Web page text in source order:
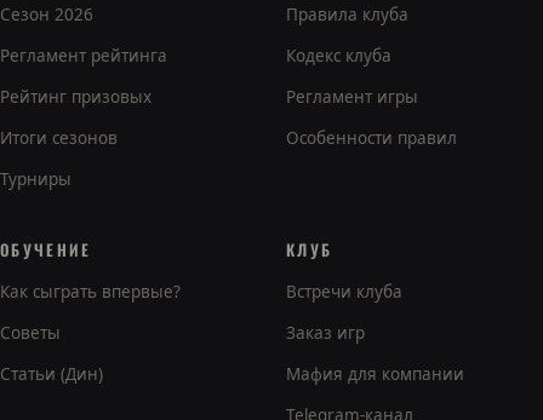
Сезон 2026
Регламент рейтинга
Рейтинг призовых
Итоги сезонов
Турниры
Правила клуба
Кодекс клуба
Регламент игры
Особенности правил
ОБУЧЕНИЕ
Как сыграть впервые?
Советы
Статьи (Дин)
КЛУБ
Встречи клуба
Заказ игр
Мафия для компании
Telegram-канал